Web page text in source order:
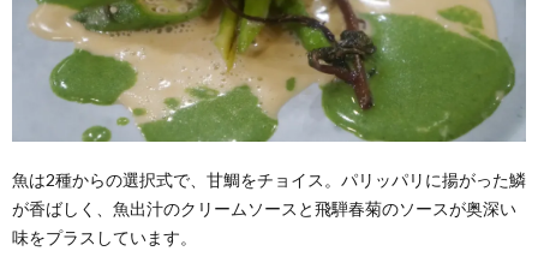
魚は2種からの選択式で、甘鯛をチョイス。パリッパリに揚がった鱗
が香ばしく、魚出汁のクリームソースと飛騨春菊のソースが奥深い
味をプラスしています。